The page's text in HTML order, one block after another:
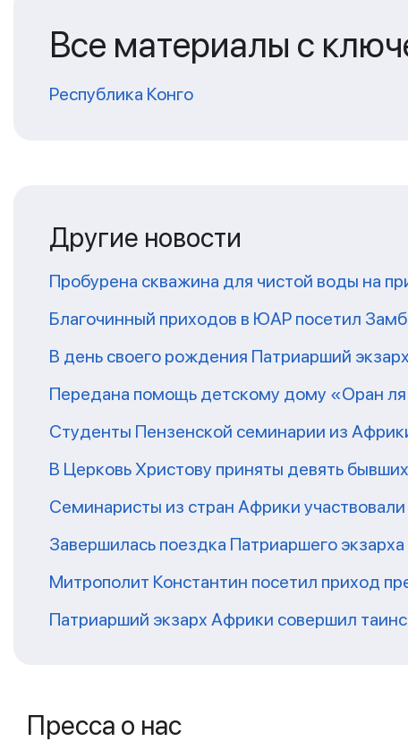
Все материалы с
Республика Конго
Другие новости
Пробурена скважина для чистой воды на
Благочинный приходов в ЮАР посетил
В день своего рождения Патриарший
Передана помощь детскому дому «Оран
Студенты Пензенской семинарии из
В Церковь Христову приняты девять
Семинаристы из стран Африки
Завершилась поездка Патриаршего
Митрополит Константин посетил приход
Патриарший экзарх Африки совершил
Пресса о нас